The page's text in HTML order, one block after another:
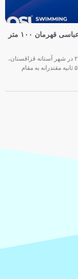
درخشش ملی‌پوش ایران در استخر آستانه؛ هومر عباسی قهرمان ۱۰۰ متر
در نخستین روز از رقابت‌های شنای قهرمانی غرب آسیا ۲۰۲۶ در شهر آستانه قزاقستان،
هومر عباسی ملی‌پوش شایسته کشورمان با ثبت زمان ۵۷.۴۵ ثانیه مقتدرانه به مقام